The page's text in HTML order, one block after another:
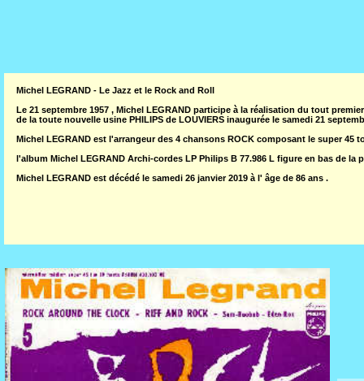
Michel LEGRAND - Le Jazz et le Rock and Roll
Le 21 septembre 1957 , Michel LEGRAND participe à la réalisation du tout
de la toute nouvelle usine PHILIPS de LOUVIERS inaugurée le samedi 21
Michel LEGRAND est l'arrangeur des 4 chansons ROCK composant le super 45
l'album Michel LEGRAND Archi-cordes LP Philips B 77.986 L figure en bas de la
Michel LEGRAND est décédé le samedi 26 janvier 2019 à l' âge de 86 ans .